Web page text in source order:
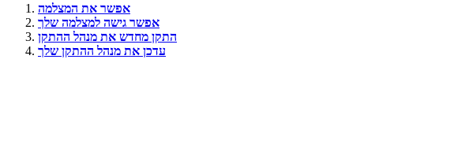
אפשר את המצלמה
אפשר גישה למצלמה שלך
התקן מחדש את מנהל ההתקן
עדכן את מנהל ההתקן שלך